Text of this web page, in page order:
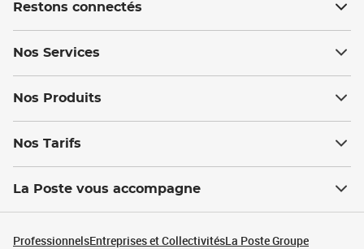
Restons connectés
Nos Services
Nos Produits
Nos Tarifs
La Poste vous accompagne
ProfessionnelsEntreprises et CollectivitésLa Poste Groupe